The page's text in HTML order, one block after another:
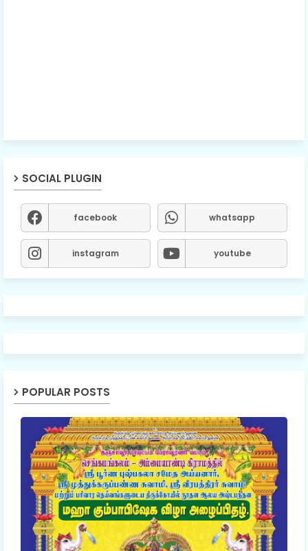
SOCIAL PLUGIN
facebook whatsapp
instagram youtube
POPULAR POSTS